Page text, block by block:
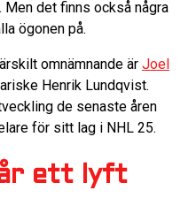
Men det finns också några
ögonen på.
omnämnande är Joel
Henrik Lundqvist.
de senaste åren
för sitt lag i NHL 25.
ett lyft